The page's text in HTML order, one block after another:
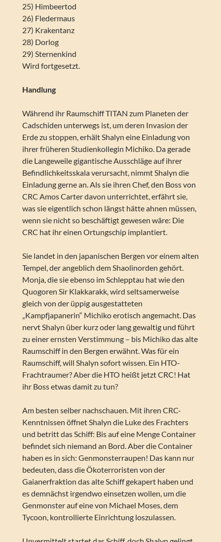
25) Himbeertod
26) Fledermaus
27) Krakentanz
28) Dorlog
29) Sternenkind
Wird fortgesetzt.
Handlung
Während ihr Raumschiff TITAN zum Planeten der
Cadschiden unterwegs ist, um deren Invasion der
Erde zu stoppen, erhält Shalyn eine Einladung von
ihrer früheren Studienkollegin Michiko. Da gerade
die Langeweile gigantische Ausschläge auf ihrer
Befindlichkeitsskala verursacht, nimmt Shalyn die
Einladung gerne an. Als sie ihren Chef, den Boss von
CRC Amos Carter davon unterrichtet, erfährt sie,
was sie eigentlich schon längst hätte ahnen müssen,
wenn sie nicht so beschäftigt gewesen wäre: Die
CRC hat ihr einen Ortungschip implantiert.
Sie landet in den japanischen Bergen vor einem alten
Tempel, der angeblich dem Shaolinorden gehört.
Monja, die sie ebenso im Schlepptau hat wie den
Quogoren Sir Klakkarakk, wird seltsamerweise
gleich von der üppig ausgestatteten
„Kampfjapanerin“ Michiko erotisch angemacht. Das
nervt Shalyn über kurz oder lang gewaltig und führt
zu einer ernsten Verstimmung – bis Michiko das alte
Raumschiff in den Bergen erwähnt. Was für ein
Raumschiff, will Shalyn sofort wissen. Ein HTO-
Frachtraumer? Aber die HTO heißt jetzt CRC! Hat
ihr Boss etwas damit zu tun?
Am besten selber nachschauen. Mit ihren CRC-
Kenntnissen öffnet Shalyn die Luke des Frachters
und betritt das Schiff: Bis auf eine Menge Container
befindet sich niemand an Bord. Aber die Container
haben es in sich: Genmonsterraupen! Das kann nur
bedeuten, dass die Ökoterroristen von der
Gaianerfraktion das alte Schiff gekapert haben und
es demnächst irgendwo einsetzen wollen, um die
Genmonster auf eine von Michael Moses, dem
Tycoon, kontrollierte Einrichtung loszulassen.